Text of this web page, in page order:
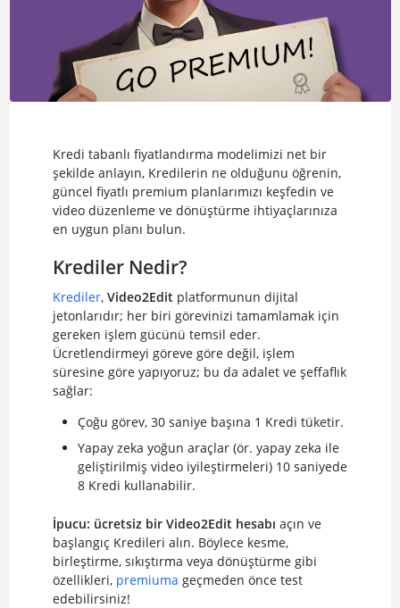
Kredi tabanlı fiyatlandırma modelimizi net bir
şekilde anlayın, Kredilerin ne olduğunu öğrenin,
güncel fiyatlı premium planlarımızı keşfedin ve
video düzenleme ve dönüştürme ihtiyaçlarınıza
en uygun planı bulun.
Krediler Nedir?
Krediler, Video2Edit platformunun dijital
jetonlarıdır; her biri görevinizi tamamlamak için
gereken işlem gücünü temsil eder.
Ücretlendirmeyi göreve göre değil, işlem
süresine göre yapıyoruz; bu da adalet ve şeffaflık
sağlar:
Çoğu görev, 30 saniye başına 1 Kredi tüketir.
Yapay zeka yoğun araçlar (ör. yapay zeka ile
geliştirilmiş video iyileştirmeleri) 10 saniyede
8 Kredi kullanabilir.
İpucu: ücretsiz bir Video2Edit hesabı açın ve
başlangıç Kredileri alın. Böylece kesme,
birleştirme, sıkıştırma veya dönüştürme gibi
özellikleri, premiuma geçmeden önce test
edebilirsiniz!